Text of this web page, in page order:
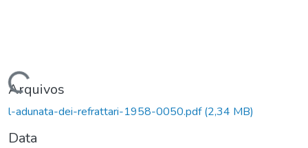
Carregando...
Arquivos
l-adunata-dei-refrattari-1958-0050.pdf(2,34 MB)
Data